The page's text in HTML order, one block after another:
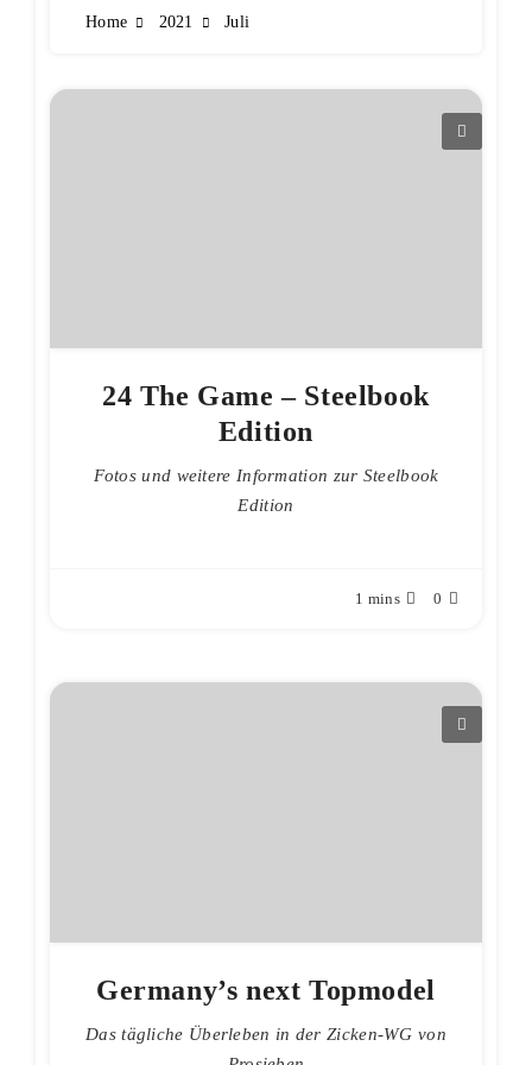
Home 2021 Juli
24 The Game – Steelbook
Edition
Fotos und weitere Information zur Steelbook
Edition
1 mins 0
Germany’s next Topmodel
Das tägliche Überleben in der Zicken-WG von